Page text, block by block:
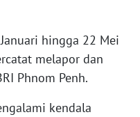
hingga 22 Mei
melapor dan
Phnom Penh.
kendala